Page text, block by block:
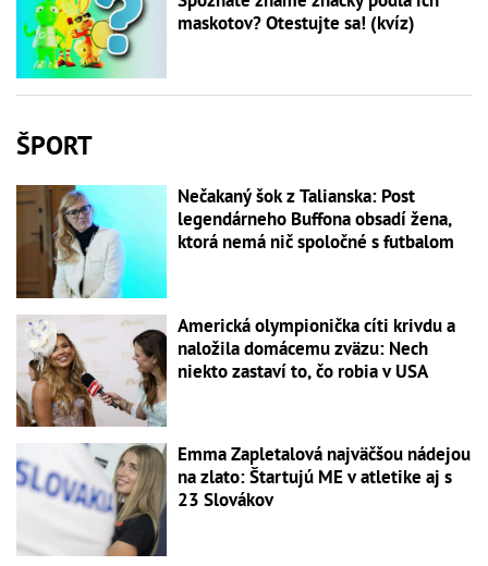
maskotov? Otestujte sa! (kvíz)
ŠPORT
Nečakaný šok z Talianska: Post
legendárneho Buffona obsadí žena,
ktorá nemá nič spoločné s futbalom
Americká olympionička cíti krivdu a
naložila domácemu zväzu: Nech
niekto zastaví to, čo robia v USA
Emma Zapletalová najväčšou nádejou
na zlato: Štartujú ME v atletike aj s
23 Slovákov